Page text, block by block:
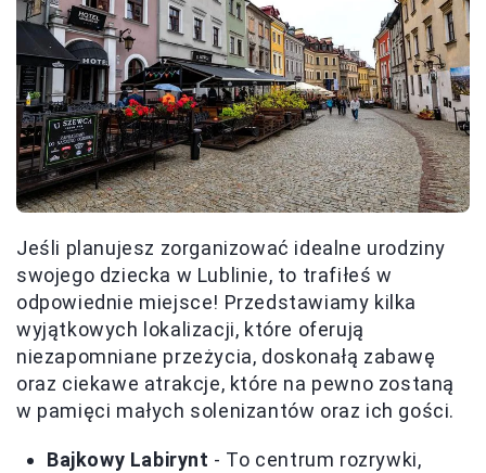
Jeśli planujesz zorganizować idealne urodziny
swojego dziecka w Lublinie, to trafiłeś w
odpowiednie miejsce! Przedstawiamy kilka
wyjątkowych lokalizacji, które oferują
niezapomniane przeżycia, doskonałą zabawę
oraz ciekawe atrakcje, które na pewno zostaną
w pamięci małych solenizantów oraz ich gości.
Bajkowy Labirynt - To centrum rozrywki,